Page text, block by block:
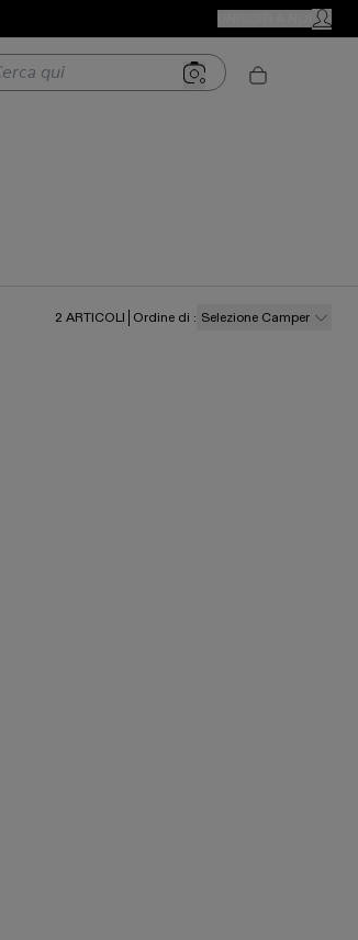
MIO
qui
2 ARTICOLI Ordine di : Selezione Camper